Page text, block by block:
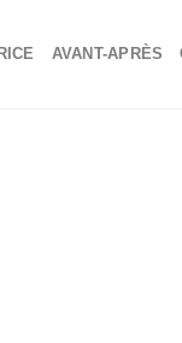
AVANT-APRÈS